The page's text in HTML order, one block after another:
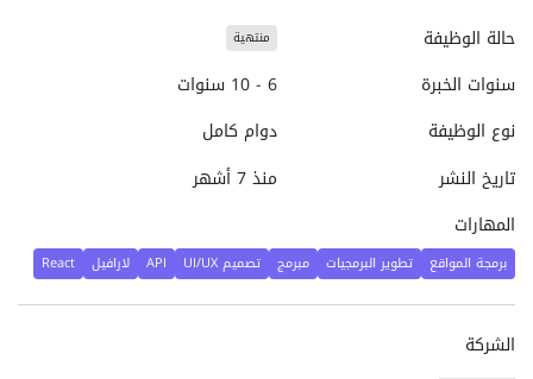
حالة الوظيفة منتهية
سنوات الخبرة
6 - 10 سنوات
نوع الوظيفة
دوام كامل
تاريخ النشر
منذ 7 أشهر
المهارات
برمجة المواقع تطوير البرمجيات مبرمج تصميم UI/UX API لارافيل React
الشركة